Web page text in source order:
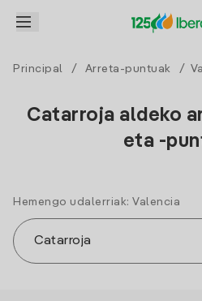
Principal / Arreta-puntuak /
Catarroja aldeko
eta -
Hemengo udalerriak: Valencia